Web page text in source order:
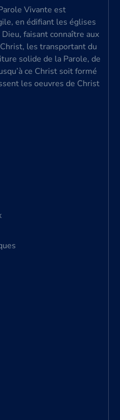
Vivante est
en édifiant les églises
faisant connaître aux
les transportant du
solide de la Parole, de
ce Christ soit formé
les oeuvres de Christ